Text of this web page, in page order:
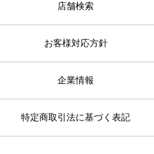
店舗検索
お客様対応方針
企業情報
特定商取引法に基づく表記